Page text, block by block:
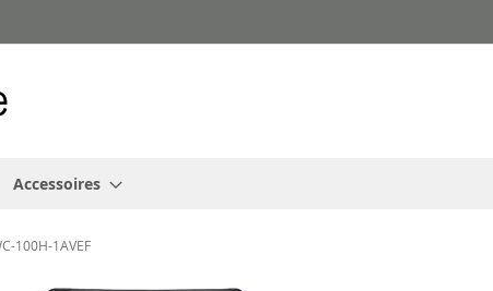
Accessoires
100H-1AVEF